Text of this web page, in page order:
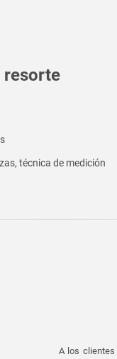
resorte
técnica de medición
A los